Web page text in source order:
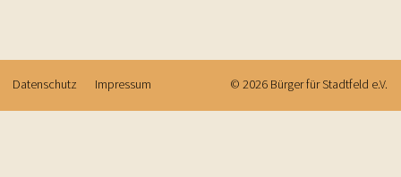
Datenschutz Impressum © 2026 Bürger für Stadtfeld e.V.